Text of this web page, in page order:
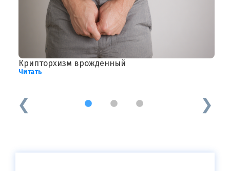
Крипторхизм врожденный
Читать
1 2 3